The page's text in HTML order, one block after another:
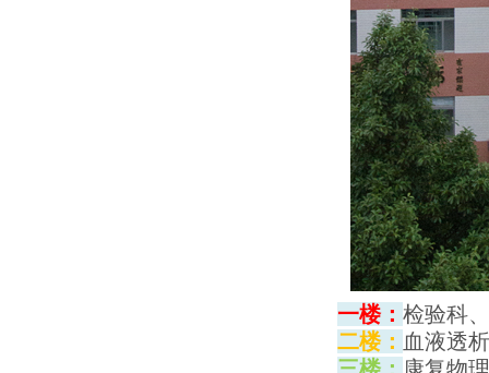
一楼： 检验科、
二楼： 血液透